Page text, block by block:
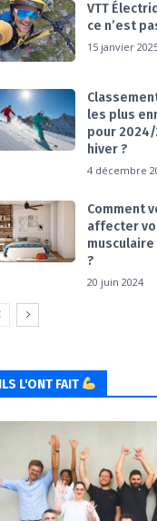
VTT
ce n’est
15 janvier
les plus
pour
hiver ?
4 décembre
Comment
affecter
?
20 juin 2024
ILS L'ONT FAIT